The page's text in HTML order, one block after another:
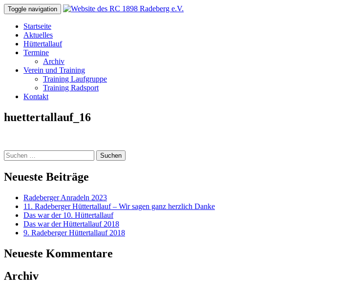
Toggle navigation
Skip
content
Startseite
Aktuelles
Hüttertallauf
Termine
Archiv
Verein und Training
Training Laufgruppe
Training Radsport
Kontakt
huettertallauf_16
Suchen
nach:
Neueste Beiträge
Radeberger Anradeln 2023
11. Radeberger Hüttertallauf – Wir sagen ganz herzlich Danke
Das war der 10. Hüttertallauf
Das war der Hüttertallauf 2018
9. Radeberger Hüttertallauf 2018
Neueste Kommentare
Archiv